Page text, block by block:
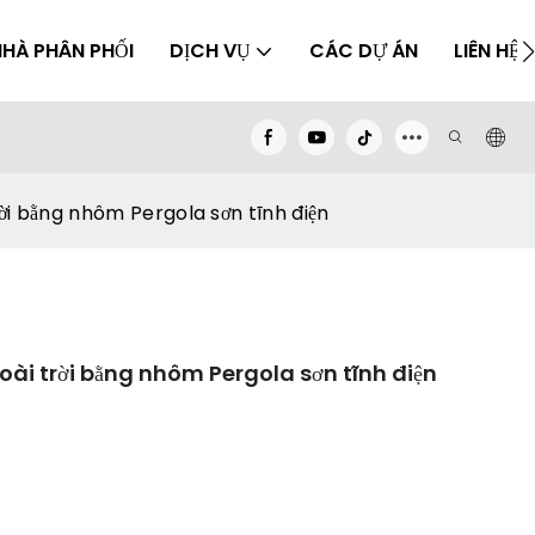
PHÂN PHỐI DỊCH VỤ CÁC DỰ ÁN LIÊN HỆ
bằng nhôm Pergola sơn tĩnh điện
trời bằng nhôm Pergola sơn tĩnh điện